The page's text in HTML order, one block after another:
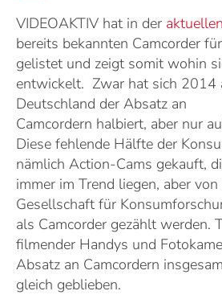
VIDEOAKTIV hat in der
bereits bekannten Camcorder
gelistet und zeigt somit wohin
entwickelt. Zwar hat sich 2014
Deutschland der Absatz an
Camcordern halbiert, aber nur
Diese fehlende Hälfte der
nämlich Action-Cams gekauft,
immer im Trend liegen, aber von
Gesellschaft für
als Camcorder gezählt werden.
filmender Handys und
Absatz an Camcordern
gleich geblieben.